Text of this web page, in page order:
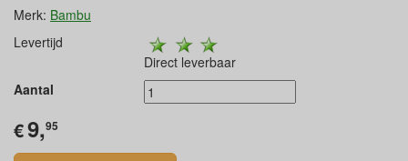
Merk: Bambu
Levertijd
Direct leverbaar
Aantal
€9,95